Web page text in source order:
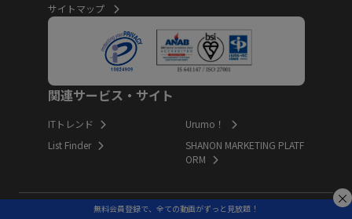
無料会員登録で、全ての動画がずっと見放題！
サイトマップ
関連サービス・サイト
ITトレンド
List Finder
Urumo！
SHANON MARKETING PLATF
ORM